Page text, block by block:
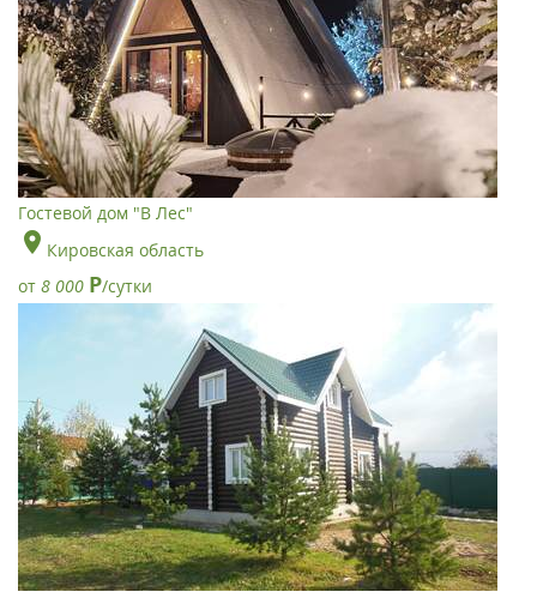
Гостевой дом "В Лес"
Кировская область
от 8 000 Р/сутки